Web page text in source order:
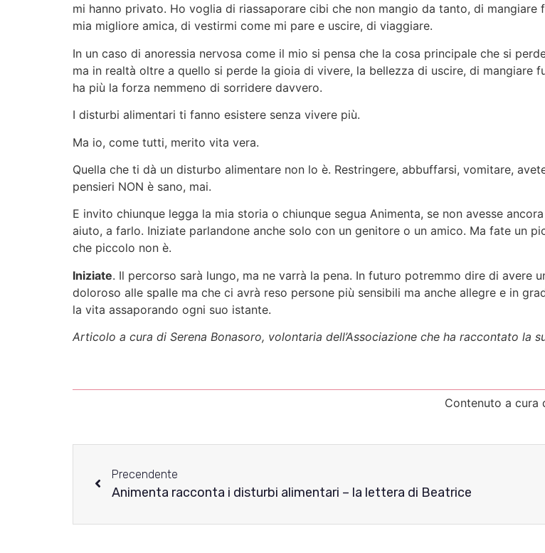
mi hanno privato. Ho voglia di riassaporare cibi che non mangio da tanto, di mangiare
mia migliore amica, di vestirmi come mi pare e uscire, di viaggiare.
In un caso di anoressia nervosa come il mio si pensa che la cosa principale che si
ma in realtà oltre a quello si perde la gioia di vivere, la bellezza di uscire, di mangiare
ha più la forza nemmeno di sorridere davvero.
I disturbi alimentari ti fanno esistere senza vivere più.
Ma io, come tutti, merito vita vera.
Quella che ti dà un disturbo alimentare non lo è. Restringere, abbuffarsi, vomitare,
pensieri NON è sano, mai.
E invito chiunque legga la mia storia o chiunque segua Animenta, se non avesse
aiuto, a farlo. Iniziate parlandone anche solo con un genitore o un amico. Ma fate un
che piccolo non è.
Iniziate. Il percorso sarà lungo, ma ne varrà la pena. In futuro potremmo dire di avere
doloroso alle spalle ma che ci avrà reso persone più sensibili ma anche allegre e in
la vita assaporando ogni suo istante.
Articolo a cura di Serena Bonasoro, volontaria dell’Associazione che ha raccontato la
Contenuto a cura
Precendente
Animenta racconta i disturbi alimentari – la lettera di Beatrice